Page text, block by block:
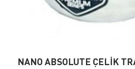
NANO ABSOLUTE ÇELİK